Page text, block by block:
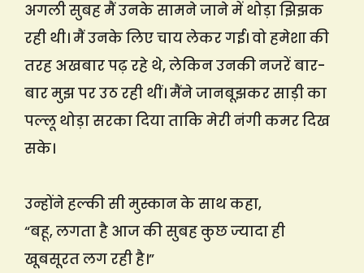
अगली सुबह मैं उनके सामने जाने में थोड़ा झिझक
रही थी। मैं उनके लिए चाय लेकर गई। वो हमेशा की
तरह अखबार पढ़ रहे थे, लेकिन उनकी नजरें बार-
बार मुझ पर उठ रही थीं। मैंने जानबूझकर साड़ी का
पल्लू थोड़ा सरका दिया ताकि मेरी नंगी कमर दिख
सके।
उन्होंने हल्की सी मुस्कान के साथ कहा,
“बहू, लगता है आज की सुबह कुछ ज्यादा ही
खूबसूरत लग रही है।”